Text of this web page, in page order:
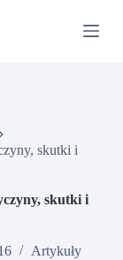
skutki i
skutki i
Artykuły